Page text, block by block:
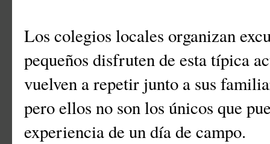
Los colegios locales organizan
pequeños disfruten de esta típica
vuelven a repetir junto a sus
pero ellos no son los únicos que
experiencia de un día de campo.